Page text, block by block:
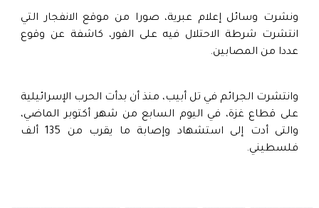
ونشرت وسائل إعلام عبرية، صورا من موقع الانفجار التي
انتشرت شرطة الاحتلال فيه على الفور، كاشفة عن وقوع
عددا من المصابين.
وانتشرت الجرائم في تل أبيب، منذ أن بدأت الحرب الإسرائيلية
على قطاع غزة، في اليوم السابع من شهر أكتوبر الماضي،
والتى أدت إلى استشهاد وإصابة ما يقرب من 135 ألف
فلسطيني.